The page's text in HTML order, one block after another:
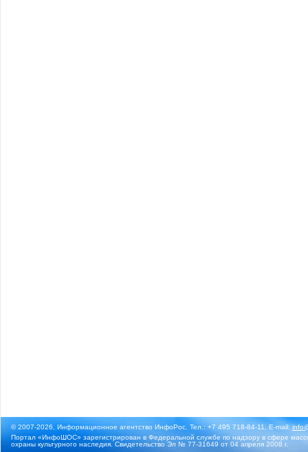
© 2007-2026, Информационное агентство ИнфоРос. Тел.: +7 495 718-84-11, E-mail:
Портал «ИнфоШОС» зарегистрирован в Федеральной службе по надзору в сфере
охраны культурного наследия. Свидетельство Эл № 77-31649 от 04 апреля 2008 г.